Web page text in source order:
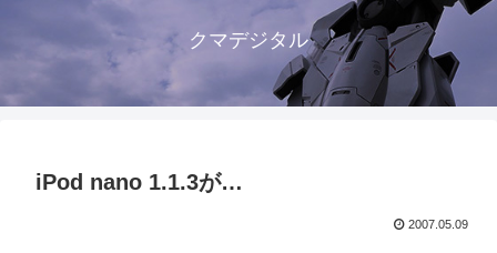
クマデジタル
iPod nano 1.1.3が…
2007.05.09